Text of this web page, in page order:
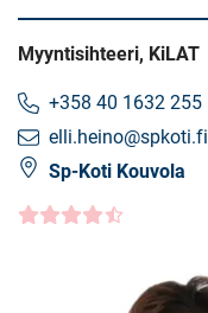
Myyntisihteeri, KiLAT
+358 40 1632 255
elli.heino@spkoti.fi
Sp-Koti Kouvola
Asiakasarvio